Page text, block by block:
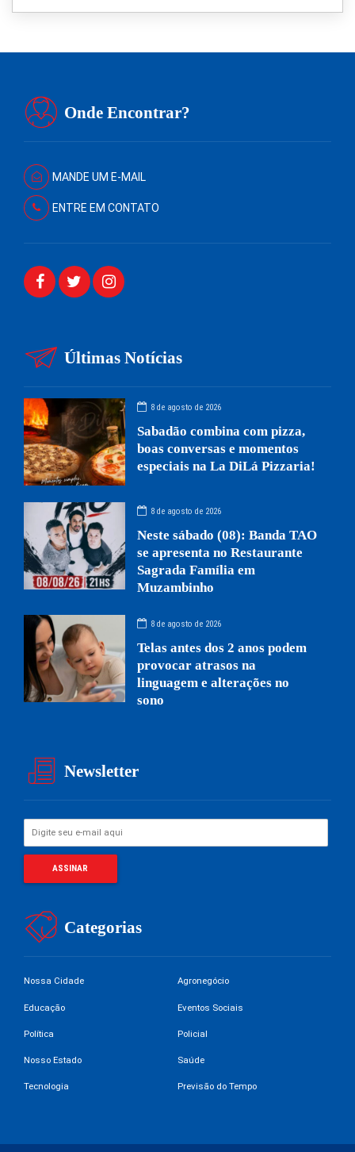
Onde Encontrar?
MANDE UM E-MAIL
ENTRE EM CONTATO
Últimas Notícias
8 de agosto de 2026
Sabadão combina com pizza,
boas conversas e momentos
especiais na La DiLá Pizzaria!
8 de agosto de 2026
Neste sábado (08): Banda TAO
se apresenta no Restaurante
Sagrada Família em
Muzambinho
8 de agosto de 2026
Telas antes dos 2 anos podem
provocar atrasos na
linguagem e alterações no
sono
Newsletter
Categorias
Nossa Cidade Agronegócio
Educação Eventos Sociais
Política Policial
Nosso Estado Saúde
Tecnologia Previsão do Tempo